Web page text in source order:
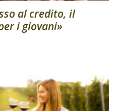
al credito, il
i giovani»